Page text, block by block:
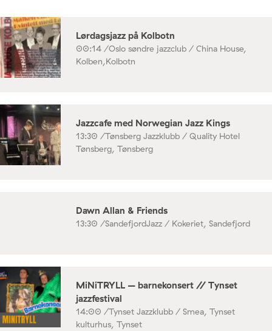
Lørdagsjazz på Kolbotn
00:14 /Oslo søndre jazzclub / China House,
Kolben,Kolbotn
Jazzcafe med Norwegian Jazz Kings
13:30 /Tønsberg Jazzklubb / Quality Hotel
Tønsberg, Tønsberg
Dawn Allan & Friends
13:30 /SandefjordJazz / Kokeriet, Sandefjord
MiNiTRYLL – barnekonsert // Tynset
jazzfestival
14:00 /Tynset Jazzklubb / Smea, Tynset
kulturhus, Tynset